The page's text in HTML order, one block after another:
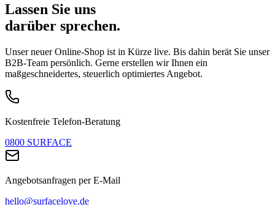
Lassen Sie uns
darüber sprechen.
Unser neuer Online-Shop ist in Kürze live. Bis dahin berät Sie unser
B2B-Team persönlich. Gerne erstellen wir Ihnen ein
maßgeschneidertes, steuerlich optimiertes Angebot.
Kostenfreie Telefon-Beratung
0800 SURFACE
Angebotsanfragen per E-Mail
hello@surfacelove.de